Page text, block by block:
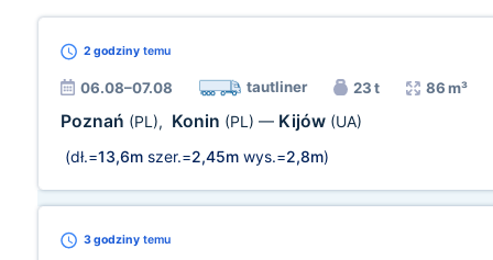
2 godziny temu
06.08–07.08 tautliner 23 t 86 m³
Poznań (PL), Konin (PL) — Kijów (UA)
(dł.=13,6m szer.=2,45m wys.=2,8m)
3 godziny temu